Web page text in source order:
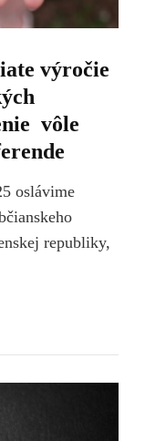
výročie
vôle
oslávime
republiky,